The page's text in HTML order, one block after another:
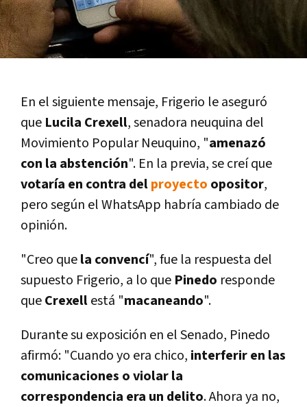
En el siguiente mensaje, Frigerio le aseguró
que Lucila Crexell, senadora neuquina del
Movimiento Popular Neuquino, "amenazó
con la abstención". En la previa, se creí­ que
votarí­a en contra delproyecto opositor,
pero según el WhatsApp habrí­a cambiado de
opinión.
"Creo quela convencí­", fue la respuesta del
supuesto Frigerio, a lo que Pinedo responde
queCrexellestá "macaneando".
Durante su exposición en el Senado, Pinedo
afirmó: "Cuando yo era chico, interferir en las
comunicaciones o violar la
correspondencia era un delito. Ahora ya no,